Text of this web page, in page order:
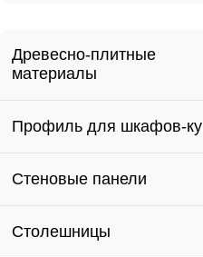
Древесно-плитные
материалы
Профиль для шкафов-
Стеновые панели
Столешницы